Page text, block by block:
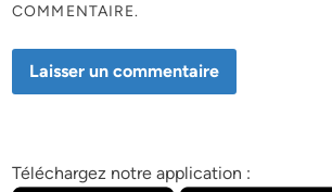
COMMENTAIRE.
Téléchargez notre application :